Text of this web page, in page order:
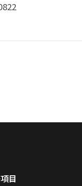
目